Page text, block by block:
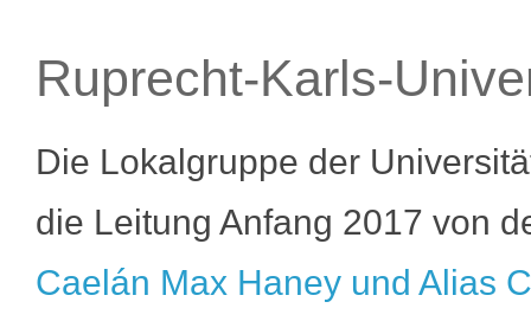
Ruprecht-Karls-
Die Lokalgruppe der
die Leitung Anfang 2017 von
Caelán Max Haney und Alias